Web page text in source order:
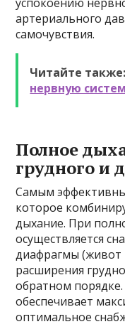
артериального
самочувствия.
Читайте также:
нервную
Полное
грудного и
Самым
которое
дыхание. При
осуществляется
диафрагмы (живот
расширения
обратном
обеспечивает
оптимальное